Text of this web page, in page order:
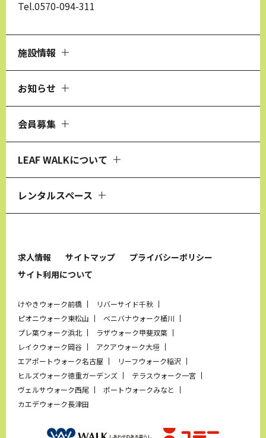
Tel.0570-094-311
施設情報
お知らせ
会員募集
LEAF WALKについて
レンタルスペース
求人情報 サイトマップ
プライバシーポリシー
サイト利用について
けやきウォーク前橋
リバーサイド千秋
ピオニウォーク東松山
ベニバナウォーク桶川
プレ葉ウォーク浜北
ラザウォーク甲斐双葉
レイクウォーク岡谷
アクアウォーク大垣
エアポートウォーク名古屋
リーフウォーク稲沢
ヒルズウォーク徳重ガーデンズ
テラスウォーク一宮
ヴェルサウォーク西尾
ポートウォークみなと
カエデウォーク長津田